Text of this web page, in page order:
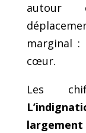
autour
marginal :
cœur.
Les